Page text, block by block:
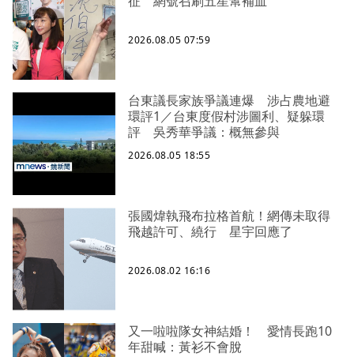
2026.08.05 07:59
台東議長家族爭議連爆 涉占農地避
環評1／台東度假村涉圖利、疑躲環
評 吳秀華爭議：概無參與
2026.08.05 18:55
張國煒執飛布拉格首航！網傳未取得
飛越許可、繞行 星宇回應了
2026.08.02 16:16
又一啦啦隊女神結婚！ 愛情長跑10
年甜喊：黃衫不會脫